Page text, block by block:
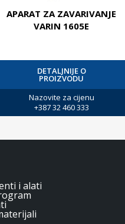
APARAT ZA ZAVARIVANJE
VARIN 1605E
DETALJNIJE O
PROIZVODU
Nazovite za cijenu
+387 32 460 333
i alati